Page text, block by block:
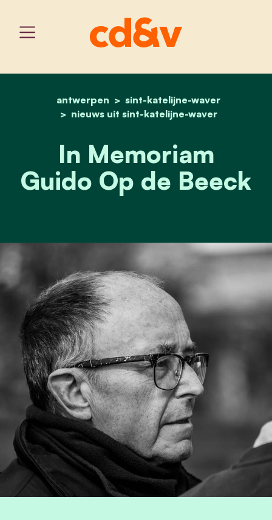
home
antwerpen
sint-katelijne-waver
nieuws uit sint-katelijne-waver
in memoriam guido op
In Memoriam
Guido Op de Beeck